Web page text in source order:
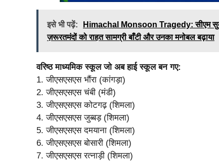
इसे भी पढ़ें:
Himachal Monsoon Tragedy: सीएम सुक्खू
ज़रूरतमंदों को राहत सामग्री बाँटी और उनका मनोबल बढ़ाया
वरिष्ठ माध्यमिक स्कूल जो अब हाई स्कूल बन गए:
1. जीएसएसएस भौंरा (कांगड़ा)
2. जीएसएसएस चंबी (मंडी)
3. जीएसएसएस कोटगढ़ (शिमला)
4. जीएसएसएस जुब्बड़ (शिमला)
5. जीएसएसएस दमयाना (शिमला)
6. जीएसएसएस बोसारी (शिमला)
7. जीएसएसएस रत्नाड़ी (शिमला)